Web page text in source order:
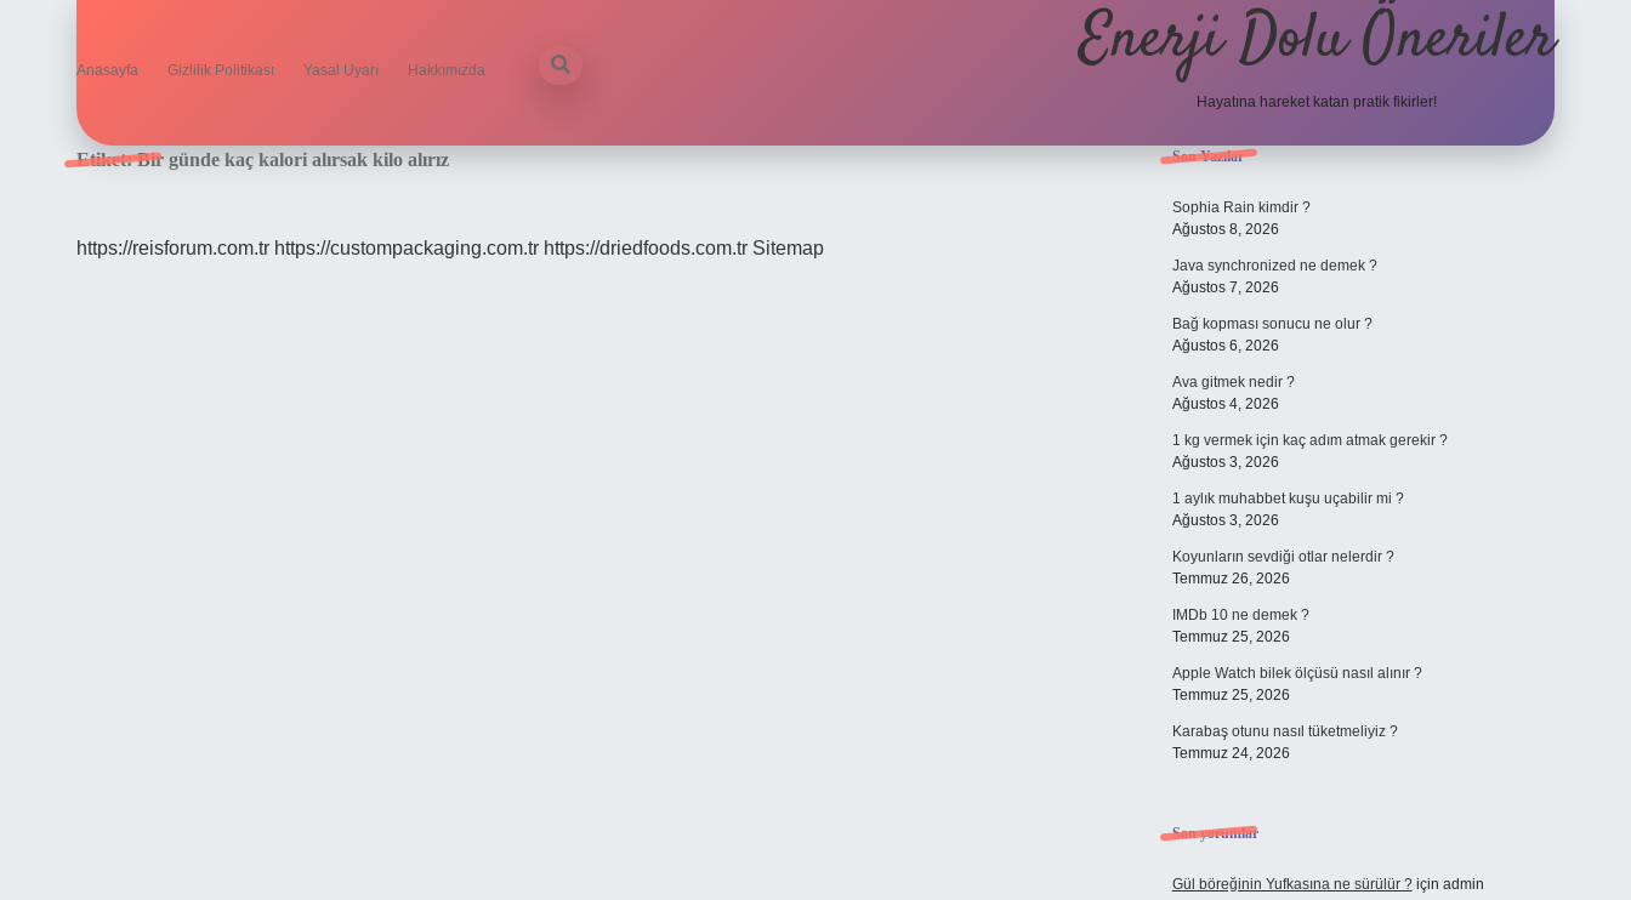
Anasayfa Gizlilik Politikası Yasal Uyarı Hakkımızda Enerji Dolu Öneriler
Hayatına hareket katan pratik fikirler!
Etiket:Bir günde kaç kalori alırsak kilo alırız
https://reisforum.com.tr https://custompackaging.com.tr https://driedfoods.com.tr Sitemap
Sidebar
Son Yazılar
Sophia Rain kimdir ?
Ağustos 8, 2026
Java synchronized ne demek ?
Ağustos 7, 2026
Bağ kopması sonucu ne olur ?
Ağustos 6, 2026
Ava gitmek nedir ?
Ağustos 4, 2026
1 kg vermek için kaç adım atmak gerekir ?
Ağustos 3, 2026
1 aylık muhabbet kuşu uçabilir mi ?
Ağustos 3, 2026
Koyunların sevdiği otlar nelerdir ?
Temmuz 26, 2026
IMDb 10 ne demek ?
Temmuz 25, 2026
Apple Watch bilek ölçüsü nasıl alınır ?
Temmuz 25, 2026
Karabaş otunu nasıl tüketmeliyiz ?
Temmuz 24, 2026
Son yorumlar
Gül böreğinin Yufkasına ne sürülür ?için admin